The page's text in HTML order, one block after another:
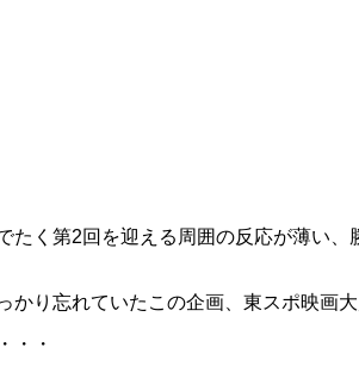
たく第2回を迎える周囲の反応が薄い、
かり忘れていたこの企画、東スポ映画
・・